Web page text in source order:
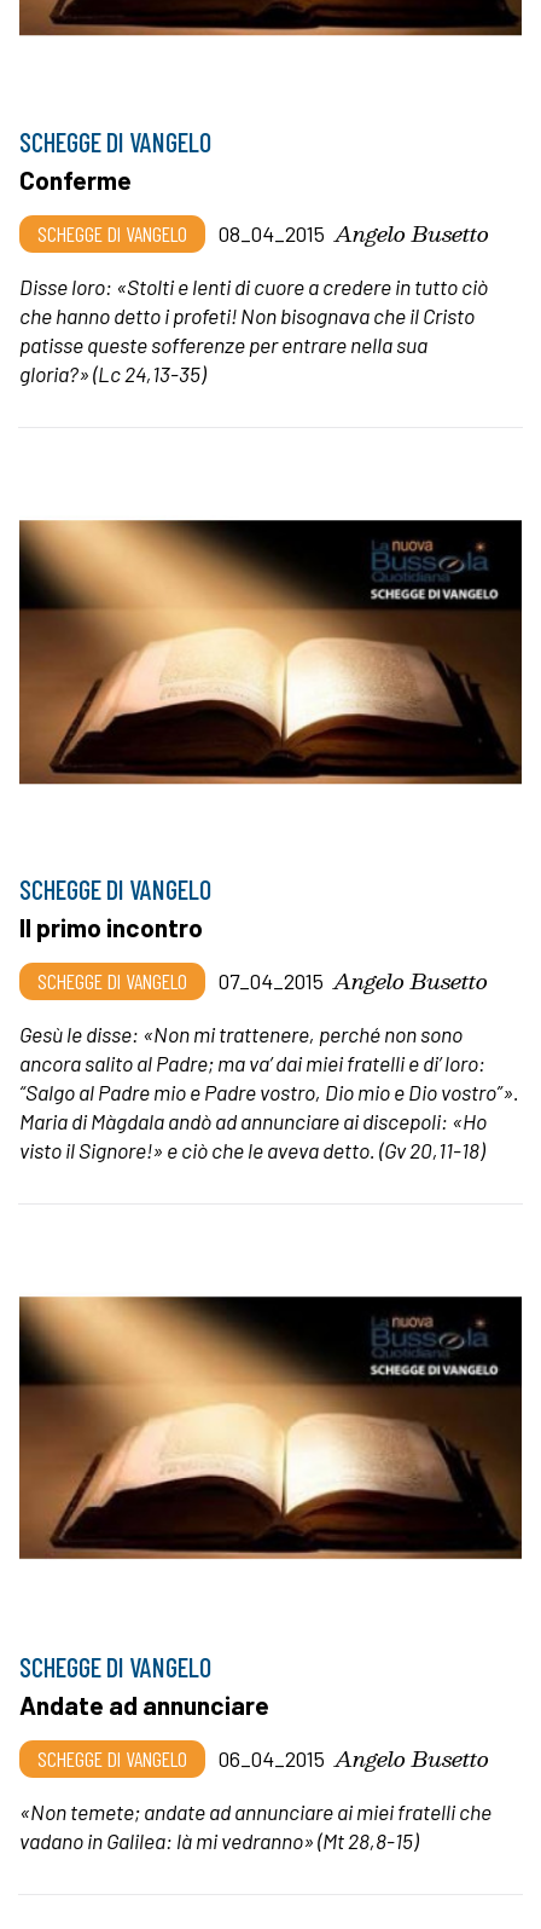
SCHEGGE DI VANGELO
Conferme
SCHEGGE DI VANGELO 08_04_2015 Angelo Busetto
Disse loro: «Stolti e lenti di cuore a credere in tutto ciò
che hanno detto i profeti! Non bisognava che il Cristo
patisse queste sofferenze per entrare nella sua
gloria?»(Lc 24,13-35)
SCHEGGE DI VANGELO
Il primo incontro
SCHEGGE DI VANGELO 07_04_2015 Angelo Busetto
Gesù le disse: «Non mi trattenere, perché non sono
ancora salito al Padre; ma va’ dai miei fratelli e di’ loro:
“Salgo al Padre mio e Padre vostro, Dio mio e Dio vostro”».
Maria di Màgdala andò ad annunciare ai discepoli: «Ho
visto il Signore!» e ciò che le aveva detto. (Gv 20,11-18)
SCHEGGE DI VANGELO
Andate ad annunciare
SCHEGGE DI VANGELO 06_04_2015 Angelo Busetto
«Non temete; andate ad annunciare ai miei fratelli che
vadano in Galilea: là mi vedranno»(Mt 28,8-15)